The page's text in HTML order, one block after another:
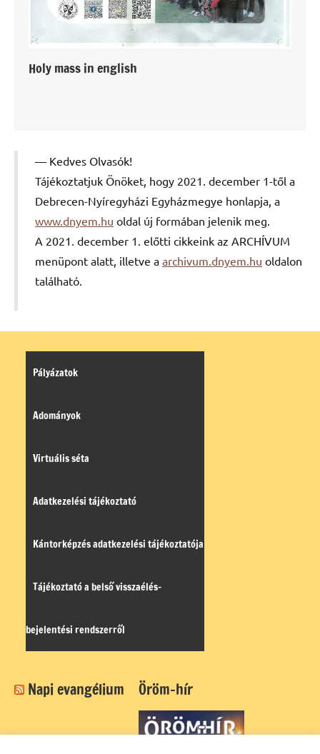
Holy mass in english
Kedves Olvasók!
Tájékoztatjuk Önöket, hogy 2021. december 1-től a
Debrecen-Nyíregyházi Egyházmegye honlapja, a
www.dnyem.hu oldal új formában jelenik meg.
A 2021. december 1. előtti cikkeink az ARCHÍVUM
menüpont alatt, illetve a archivum.dnyem.hu oldalon
található.
Pályázatok
Adományok
Virtuális séta
Adatkezelési tájékoztató
Kántorképzés adatkezelési tájékoztatója
Tájékoztató a belső visszaélés-
bejelentési rendszerről
Napi evangélium Öröm-hír